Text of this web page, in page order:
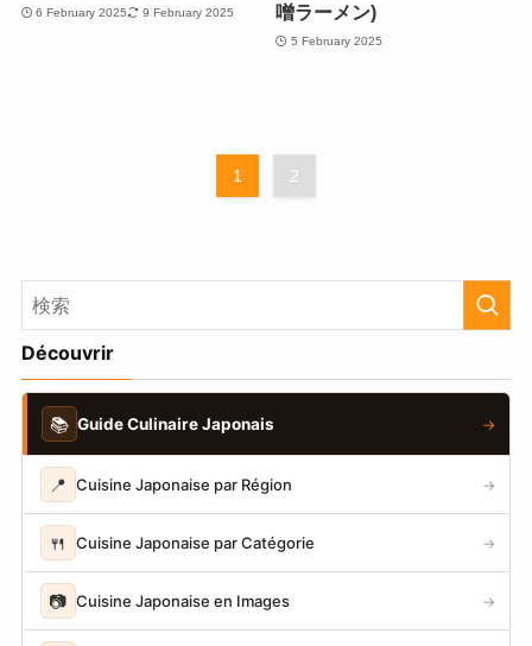
6 February 2025 9 February 2025
噌ラーメン)
5 February 2025
1 2
Découvrir
📚 Guide Culinaire Japonais →
📍 Cuisine Japonaise par Région →
🍴 Cuisine Japonaise par Catégorie →
📷 Cuisine Japonaise en Images →